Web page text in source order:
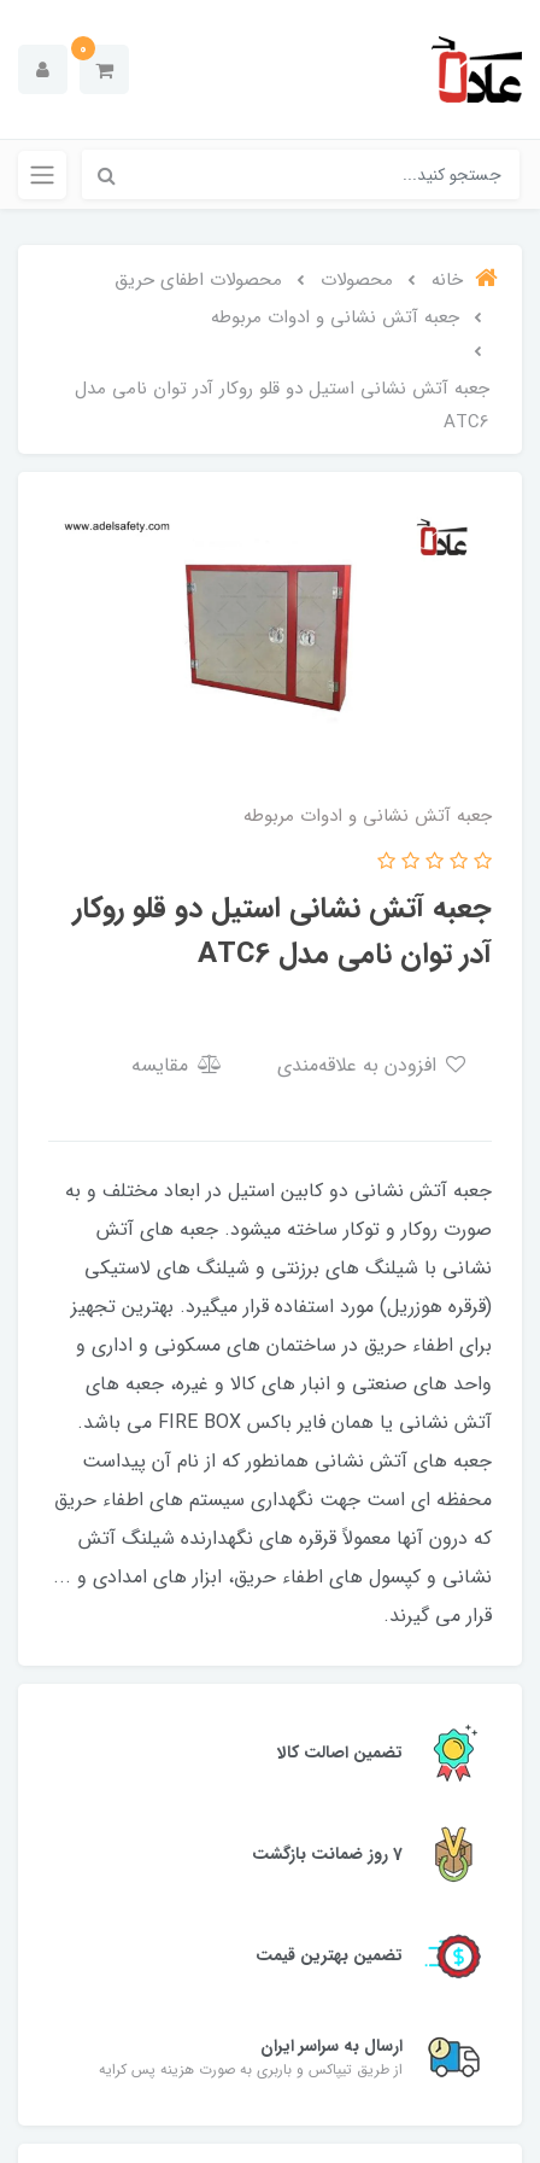
0
خانه محصولات
محصولات اطفای حریق
جعبه آتش نشانی و ادوات مربوطه
جعبه آتش نشانی استیل دو قلو روکار آدر توان نامی مدل
ATC6
جعبه آتش نشانی و ادوات مربوطه
جعبه آتش نشانی استیل دو قلو روکار
آدر توان نامی مدل ATC6
مقایسه
جعبه آتش نشانی دو کابین استیل در ابعاد مختلف و به
صورت روکار و توکار ساخته میشود. جعبه های آتش
نشانی با شیلنگ های برزنتی و شیلنگ های لاستیکی
(قرقره هوزریل) مورد استفاده قرار میگیرد. بهترین تجهیز
برای اطفاء حریق در ساختمان های مسکونی و اداری و
واحد های صنعتی و انبار های کالا و غیره، جعبه های
آتش نشانی یا همان فایر باکس FIRE BOX می باشد.
جعبه های آتش نشانی همانطور که از نام آن پیداست
محفظه ای است جهت نگهداری سیستم های اطفاء حریق
که درون آنها معمولاً قرقره های نگهدارنده شیلنگ آتش
نشانی و کپسول های اطفاء حریق، ابزار های امدادی و ...
قرار می گیرند.
تضمین اصالت کالا
7 روز ضمانت بازگشت
تضمین بهترین قیمت
ارسال به سراسر ایران
از طریق تیپاکس و باربری به صورت هزینه پس کرایه